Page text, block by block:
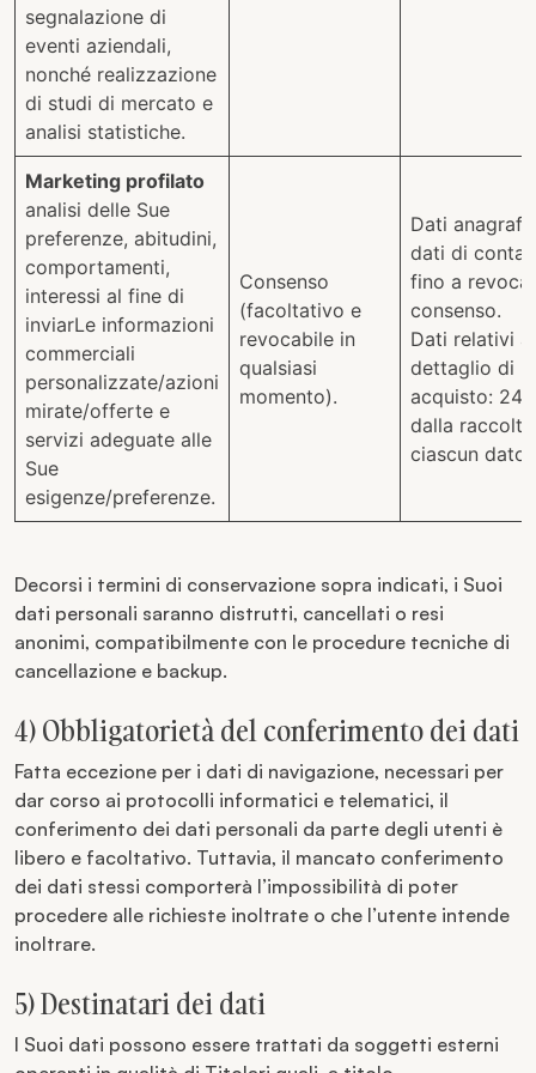
segnalazione di
eventi aziendali,
nonché realizzazione
di studi di mercato e
analisi statistiche.
Marketing profilato
analisi delle Sue
preferenze, abitudini,
comportamenti,
interessi al fine di
inviarLe informazioni
commerciali
personalizzate/azioni
mirate/offerte e
servizi adeguate alle
Sue
esigenze/preferenze.
Consenso
(facoltativo e
revocabile in
qualsiasi
momento).
Dati
dati di
fino a revoca
consenso.
Dati relativi al
dettaglio di
acquisto: 24
dalla
ciascun dato.
Decorsi i termini di conservazione sopra indicati, i Suoi
dati personali saranno distrutti, cancellati o resi
anonimi, compatibilmente con le procedure tecniche di
cancellazione e backup.
4) Obbligatorietà del conferimento dei dati
Fatta eccezione per i dati di navigazione, necessari per
dar corso ai protocolli informatici e telematici, il
conferimento dei dati personali da parte degli utenti è
libero e facoltativo. Tuttavia, il mancato conferimento
dei dati stessi comporterà l’impossibilità di poter
procedere alle richieste inoltrate o che l’utente intende
inoltrare.
5) Destinatari dei dati
I Suoi dati possono essere trattati da soggetti esterni